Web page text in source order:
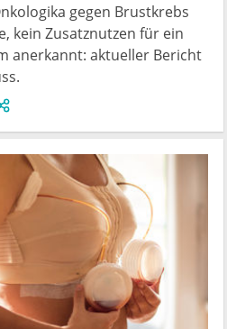
gegen Brustkrebs
kein Zusatznutzen für ein
anerkannt: aktueller Bericht